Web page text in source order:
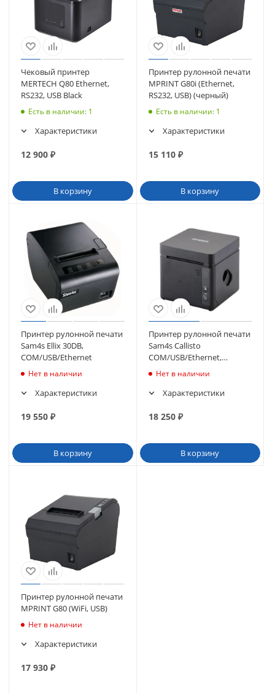
Чековый принтер
MERTECH Q80 Ethernet,
RS232, USB Black
Есть в наличии: 1
Характеристики
12 900 ₽
В корзину
Принтер рулонной печати
MPRINT G80i (Ethernet,
RS232, USB) (черный)
Есть в наличии: 1
Характеристики
15 110₽
В корзину
Принтер рулонной печати
Sam4s Ellix 30DB,
COM/USB/Ethernet
Нет в наличии
Характеристики
19 550 ₽
В корзину
Принтер рулонной печати
Sam4s Callisto
COM/USB/Ethernet,
черный (с БП)
Нет в наличии
Характеристики
18 250₽
В корзину
Принтер рулонной печати
MPRINT G80 (WiFi, USB)
Нет в наличии
Характеристики
17 930 ₽